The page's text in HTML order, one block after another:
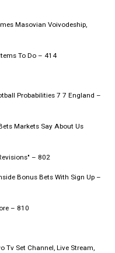
Masovian Voivodeship,
To Do – 414
Probabilities 7 7 England –
Markets Say About Us
– 802
Bonus Bets With Sign Up –
– 810
Tv Set Channel, Live Stream,